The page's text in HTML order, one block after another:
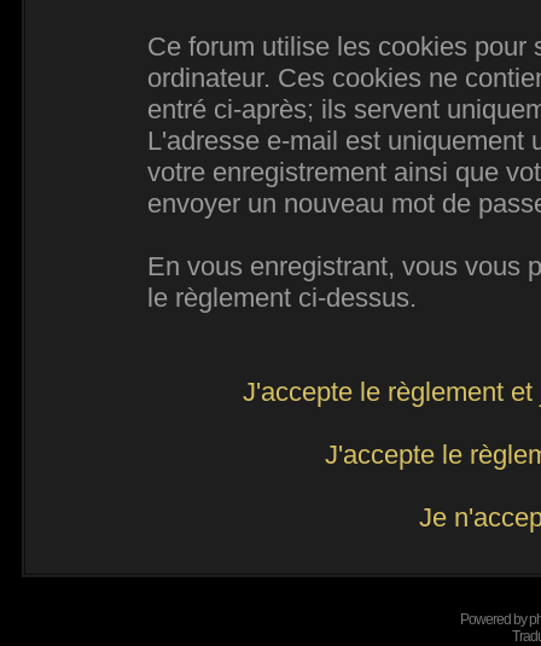
Ce forum utilise les cookies pour
ordinateur. Ces cookies ne
entré ci-après; ils servent
L'adresse e-mail est uniquement
votre enregistrement ainsi que
envoyer un nouveau mot de
En vous enregistrant, vous vous
le règlement ci-dessus.
J'accepte le règlement
J'accepte le
Je
Powered by